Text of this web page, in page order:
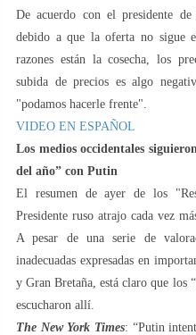
De acuerdo con el presidente
debido a que la oferta no sigue
razones están la cosecha, los
subida de precios es algo
"podamos hacerle frente".
VIDEO EN ESPAÑOL
Los medios occidentales
del año” con Putin
El resumen de ayer de los
Presidente ruso atrajo cada vez
A pesar de una serie de
inadecuadas expresadas en
y Gran Bretaña, está claro que los
escucharon allí.
The New York Times: “Putin